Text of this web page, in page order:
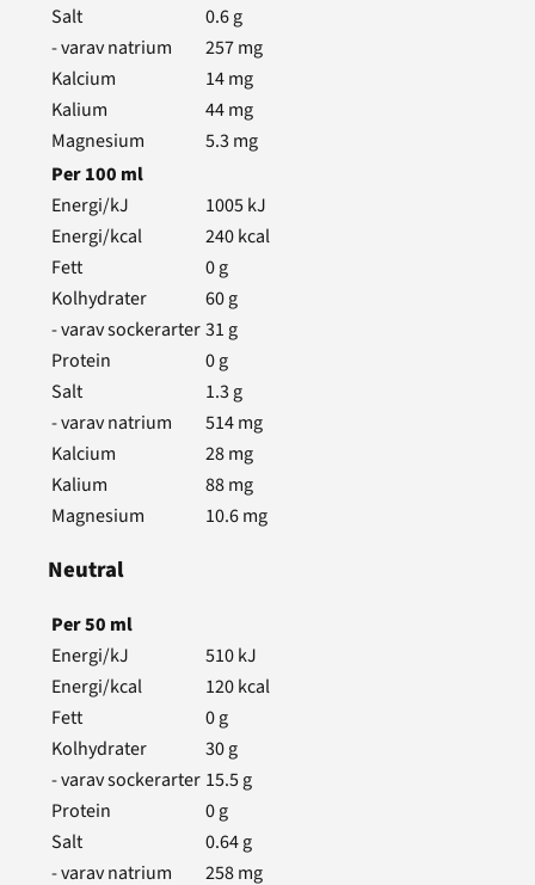
Salt
0.6g
- varav natrium
257mg
Kalcium
14mg
Kalium
44mg
Magnesium
5.3 mg
Per100 ml
Energi/kJ
1005kJ
Energi/kcal
240kcal
Fett
0g
Kolhydrater
60g
- varav sockerarter31 g
Protein
0g
Salt
1.3 g
- varav natrium
514mg
Kalcium
28mg
Kalium
88mg
Magnesium
10.6mg
Neutral
Per50 ml
Energi/kJ
510kJ
Energi/kcal
120kcal
Fett
0g
Kolhydrater
30g
- varav sockerarter 15.5g
Protein
0g
Salt
0.64g
- varav natrium
258mg